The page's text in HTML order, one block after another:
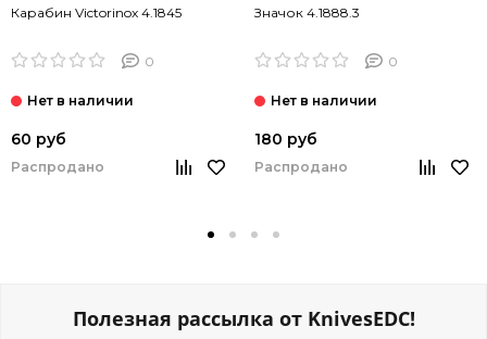
Карабин Victorinox 4.1845
0
60 руб
Распродано
Значок 4.1888.3
0
180 руб
Распродано
Полезная рассылка от KnivesEDC!